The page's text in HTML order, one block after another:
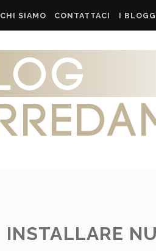
CHI SIAMO CONTATTACI I
INSTALLARE